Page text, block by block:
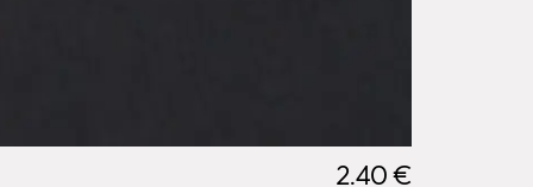
2.40 €